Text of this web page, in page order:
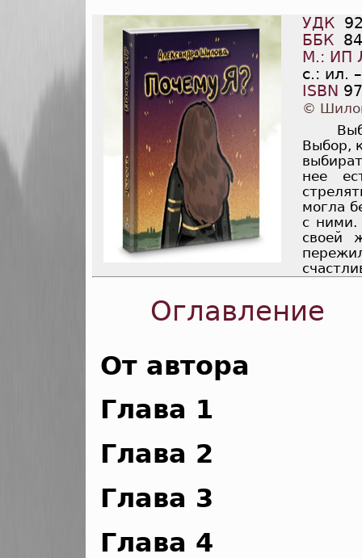
УДК
ББК
М.: ИП
с.: ил. –
ISBN
©
Выбор,
нее
могла
с ними.
своей
Оглавление
От автора
Глава 1
Глава 2
Глава 3
Глава 4